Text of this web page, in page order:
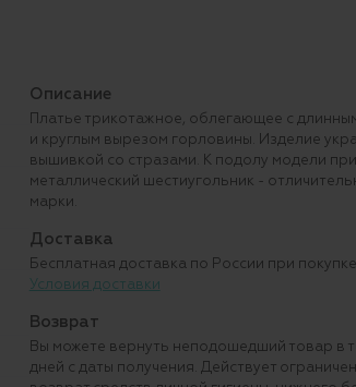
Описание
Платье трикотажное, облегающее с
и круглым вырезом горловины. Изделие
вышивкой со стразами. К подолу модели
металлический шестиугольник -
марки.
Доставка
Бесплатная доставка по России при
Условия доставки
Возврат
Вы можете вернуть неподошедший товар в
дней с даты получения. Действует